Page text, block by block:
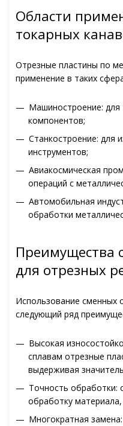
Области
токарных
Отрезные пластины по
применение в таких
Машиностроение: для
компонентов;
Станкостроение: для
инструментов;
Авиакосмическая
операций с
Автомобильная
обработки
Преимущества
для отрезных
Использование сменных
следующий ряд
Высокая
сплавам отрезные
выдерживая
Точность обработки:
обработку
Многократная